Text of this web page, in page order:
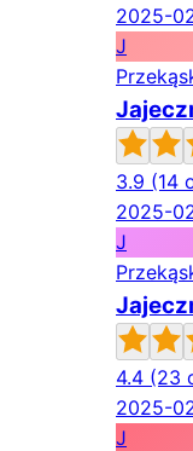
2025-
J
3.9 (14
2025-
J
4.4 (23
2025-
J